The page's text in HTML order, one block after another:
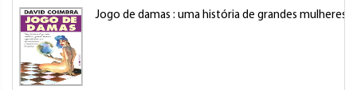
Jogo de damas : uma história de grandes